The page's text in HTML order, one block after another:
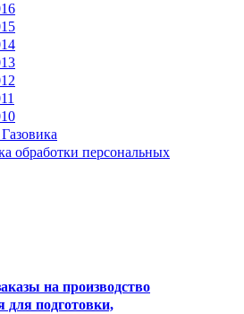
обработки персональных
на производство
для подготовки,